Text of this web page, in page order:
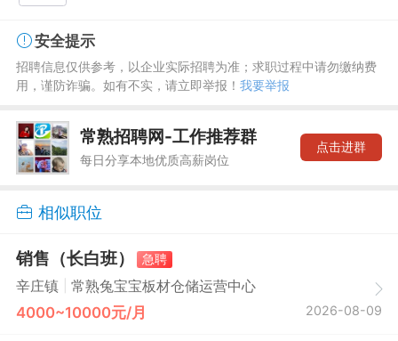
安全提示
招聘信息仅供参考，以企业实际招聘为准；求职过程中请勿缴纳费
用，谨防诈骗。如有不实，请立即举报！ 我要举报
常熟招聘网-工作推荐群
每日分享本地优质高薪岗位
点击进群
相似职位
销售（长白班）
急聘
辛庄镇
常熟兔宝宝板材仓储运营中心
4000~10000元/月 2026-08-09